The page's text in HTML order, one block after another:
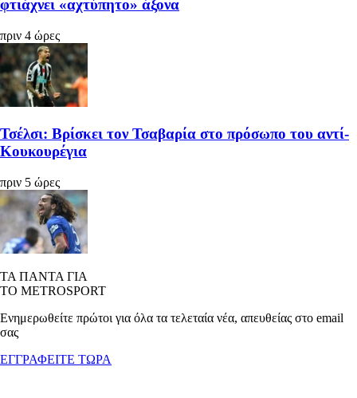
φτιάχνει «αχτύπητο» άξονα
πριν 4 ώρες
Τσέλσι: Βρίσκει τον Τσαβαρία στο πρόσωπο του αντί-
Κουκουρέγια
πριν 5 ώρες
ΤΑ ΠΑΝΤΑ ΓΙΑ
ΤΟ METROSPORT
Ενημερωθείτε πρώτοι για όλα τα τελεταία νέα, απευθείας στο email
σας
ΕΓΓΡΑΦΕΙΤΕ ΤΩΡΑ